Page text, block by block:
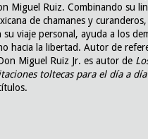
Miguel Ruiz. Combinando su
de chamanes y
viaje personal, ayuda a los
hacia la libertad. Autor de
Miguel Ruiz Jr. es autor de
toltecas para el día a día